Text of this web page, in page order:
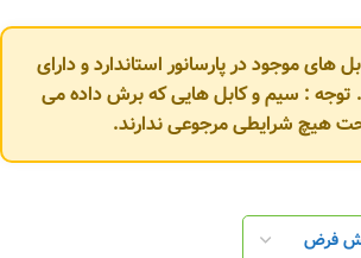
موجود در پارسانور استاندارد و دارای
توجه : سیم و کابل هایی که برش داده می
هیچ شرایطی مرجوعی ندارند.